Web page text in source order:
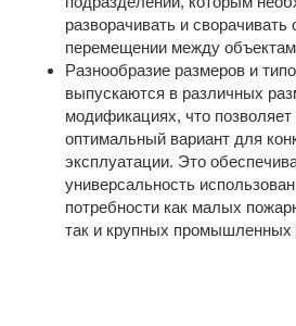
разворачивать и
перемещении между
Разнообразие размеров и
выпускаются в различных
модификациях, что
оптимальный вариант для
эксплуатации. Это
универсальность
потребности как малых
так и крупных промышленных